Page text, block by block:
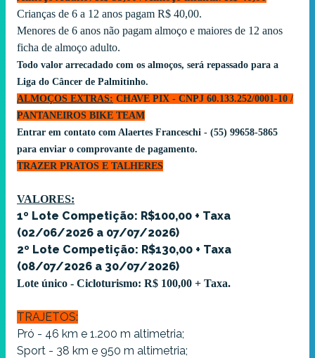
Crianças de 6 a 12 anos pagam R$ 40,00.
Menores de 6 anos não pagam almoço e maiores de 12 anos
ficha de almoço adulto.
Todo valor arrecadado com os almoços, será repassado para a
Liga do Câncer de Palmitinho.
ALMOÇOS EXTRAS: CHAVE PIX - CNPJ 60.133.252/0001-10 /
PANTANEIROS BIKE TEAM
Entrar em contato com Alaertes Franceschi - (55) 99658-5865
para enviar o comprovante de pagamento.
TRAZER PRATOS E TALHERES
VALORES:
1º Lote Competição: R$100,00 + Taxa
(02/06/2026 a 07/07/2026)
2º Lote Competição: R$130,00 + Taxa
(08/07/2026 a 30/07/2026)
Lote único - Cicloturismo: R$ 100,00 + Taxa.
TRAJETOS:
Pró - 46 km e 1.200 m altimetria;
Sport - 38 km e 950 m altimetria;